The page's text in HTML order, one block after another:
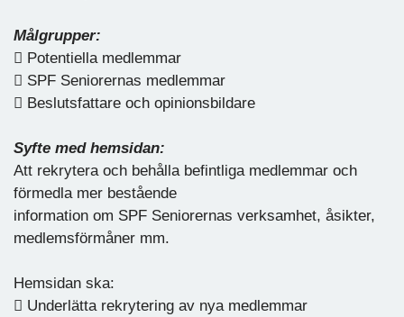
Målgrupper:
 Potentiella medlemmar
 SPF Seniorernas medlemmar
 Beslutsfattare och opinionsbildare
Syfte med hemsidan:
Att rekrytera och behålla befintliga medlemmar och
förmedla mer bestående
information om SPF Seniorernas verksamhet, åsikter,
medlemsförmåner mm.
Hemsidan ska:
 Underlätta rekrytering av nya medlemmar